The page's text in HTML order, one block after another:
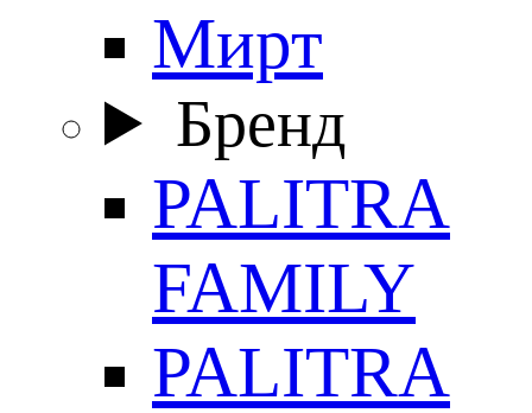
Мирт
Бренд
PALITRA
FAMILY
PALITRA